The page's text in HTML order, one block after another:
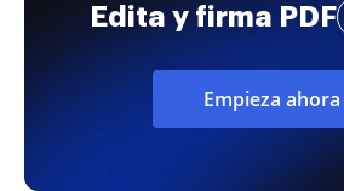
Edita y firma PDF
Empieza ahora